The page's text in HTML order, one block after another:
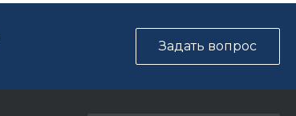
Задать вопрос